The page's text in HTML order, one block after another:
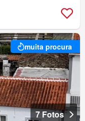
muita procura
7 Fotos